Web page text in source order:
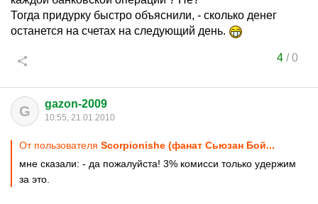
Тогда придурку быстро объяснили, - сколько денег
останется на счетах на следующий день.
4/0
G gazon-2009
10:55, 21.01.2010
От пользователя Scorpionishe (фанат Сьюзан Бой...
мне сказали: - да пожалуйста! 3% комисси только удержим
за это.